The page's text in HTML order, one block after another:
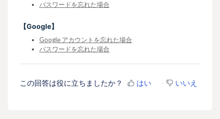
パスワードを忘れた場合
【Google】
Google アカウントを忘れた場合
パスワードを忘れた場合
この回答は役に立ちましたか？ はい いいえ